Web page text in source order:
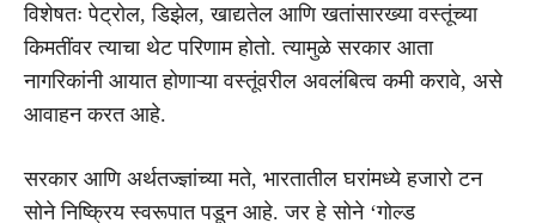
विशेषतः पेट्रोल, डिझेल, खाद्यतेल आणि खतांसारख्या वस्तूंच्या
किमतींवर त्याचा थेट परिणाम होतो. त्यामुळे सरकार आता
नागरिकांनी आयात होणाऱ्या वस्तूंवरील अवलंबित्व कमी करावे, असे
आवाहन करत आहे.
सरकार आणि अर्थतज्ज्ञांच्या मते, भारतातील घरांमध्ये हजारो टन
सोने निष्क्रिय स्वरूपात पडून आहे. जर हे सोने ‘गोल्ड